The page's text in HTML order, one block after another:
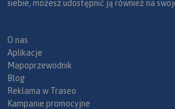
siebie, możesz udostępnić ją również na
O nas
Aplikacje
Mapoprzewodnik
Blog
Reklama w Traseo
Kampanie promocyjne